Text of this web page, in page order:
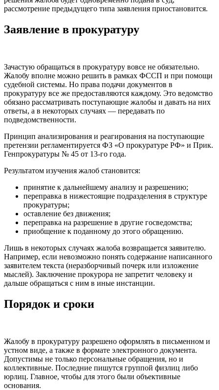
рассмотрение предыдущего типа заявления приостановится.
Заявление в прокуратуру
Зачастую обращаться в прокуратуру вовсе не обязательно.
Жалобу вполне можно решить в рамках ФССП и при помощи
судебной системы. Но права подачи документов в
прокуратуру все же предоставляются каждому. Это ведомство
обязано рассматривать поступающие жалобы и давать на них
ответы, а в некоторых случаях — передавать по
подведомственности.
Принцип анализирования и реагирования на поступающие
претензии регламентируется ФЗ «О прокуратуре РФ» и Прик.
Генпрокуратуры № 45 от 13-го года.
Результатом изучения жалоб становится:
принятие к дальнейшему анализу и разрешению;
переправка в нижестоящие подразделения в структуре
прокуратуры;
оставление без движения;
переправка на разрешение в другие госведомства;
приобщение к поданному до этого обращению.
Лишь в некоторых случаях жалоба возвращается заявителю.
Например, если невозможно понять содержание написанного
заявителем текста (неразборчивый почерк или изложение
мыслей). Заключение прокурора не запретит человеку и
дальше обращаться с ним в иные инстанции.
Порядок и сроки
Жалобу в прокуратуру разрешено оформлять в письменном и
устном виде, а также в формате электронного документа.
Допустимы не только персональные обращения, но и
коллективные. Последние пишутся группой физлиц либо
юрлиц. Главное, чтобы для этого были объективные
основания.